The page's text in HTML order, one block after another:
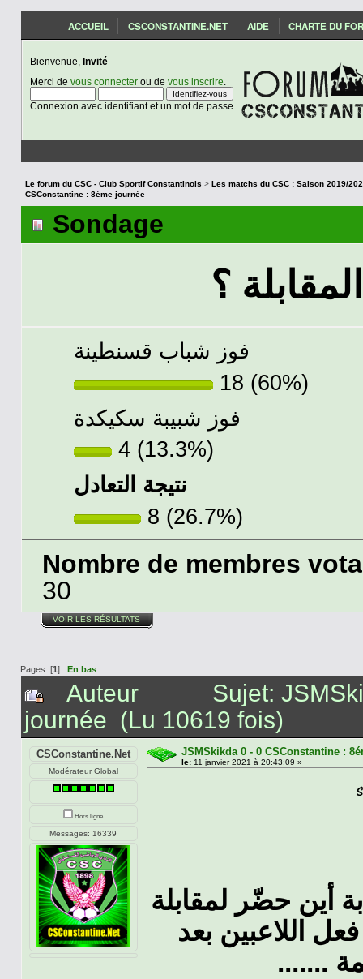
ACCUEIL CSCONSTANTINE.NET AIDE CHARTE DU
Bienvenue, Invité
Merci de vous connecterou de vous inscrire
Connexion avec identifiant et un mot de passe
Le forum du CSC - Club Sportif Constantinois >
CSConstantine : 8éme journée
Sondage
؟
فوز شباب قسنطينة
18 (60%)
فوز شبيبة سكيكدة
4 (13.3%)
نتيجة التعادل
8 (26.7%)
Nombre de membres
30
VOIR LES RÉSULTATS
Pages: [1] En bas
Auteur
Sujet:
journée (Lu 10619 fois)
CSConstantine.Net
Modérateur Global
Hors ligne
Messages: 16339
JSMSkikda 0 - 0 CSConstantine :
le: 11 janvier 2021 à 20:43:09 »
أين حضّر لمقابلة
اللاعبين بعد
.......